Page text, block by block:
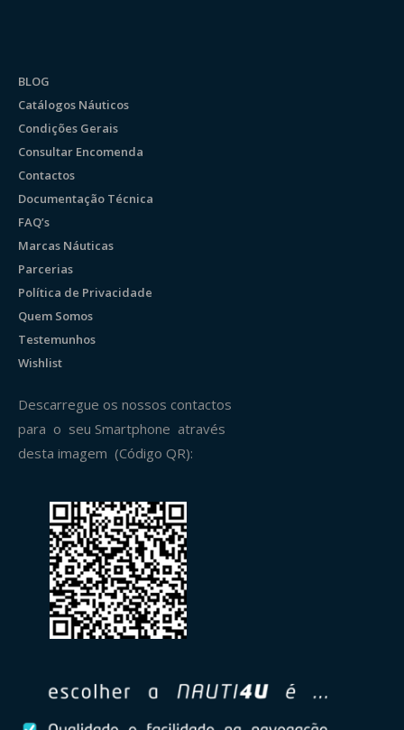
BLOG
Catálogos Náuticos
Condições Gerais
Consultar Encomenda
Contactos
Documentação Técnica
FAQ’s
Marcas Náuticas
Parcerias
Política de Privacidade
Quem Somos
Testemunhos
Wishlist
Descarregue os nossos contactos
para o seu Smartphone através
desta imagem (Código QR):